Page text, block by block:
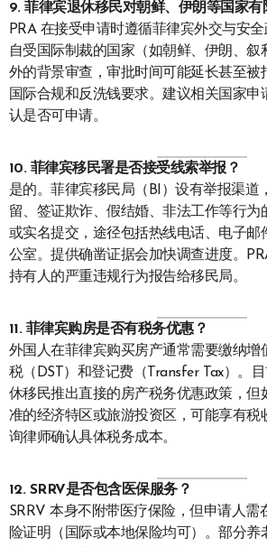
9. 菲律宾退休移民对朝鲜、伊朗等国家有
PRA 在接受申请时遵循菲律宾外交与安
自受国际制裁的国家（如朝鲜、伊朗、叙
外的背景审查，审批时间可能延长甚至被
国际合规和反洗钱要求。建议相关国家申
认是否可申请。
10. 菲律宾移民署是否接受线索举报？
是的。菲律宾移民局（BI）设有举报渠道
留、签证欺诈、假结婚、非法工作等行为
或实名提交，途径包括热线电话、电子邮
公室。提供确凿证据会加快调查进度。
持有人的严重违规行为报告给移民局。
11. 菲律宾购房是否有税务优惠？
外国人在菲律宾购买房产通常需要缴纳增
税（DST）和登记费（Transfer Tax）。
休移民推出直接的房产税务优惠政策，但
准的经济特区或旅游投资区，可能享有税
询律师确认具体税务成本。
12. SRRV是否包含医保服务？
SRRV 本身不附带医疗保险，但申请人需
险证明（国际或本地保险均可）。部分养